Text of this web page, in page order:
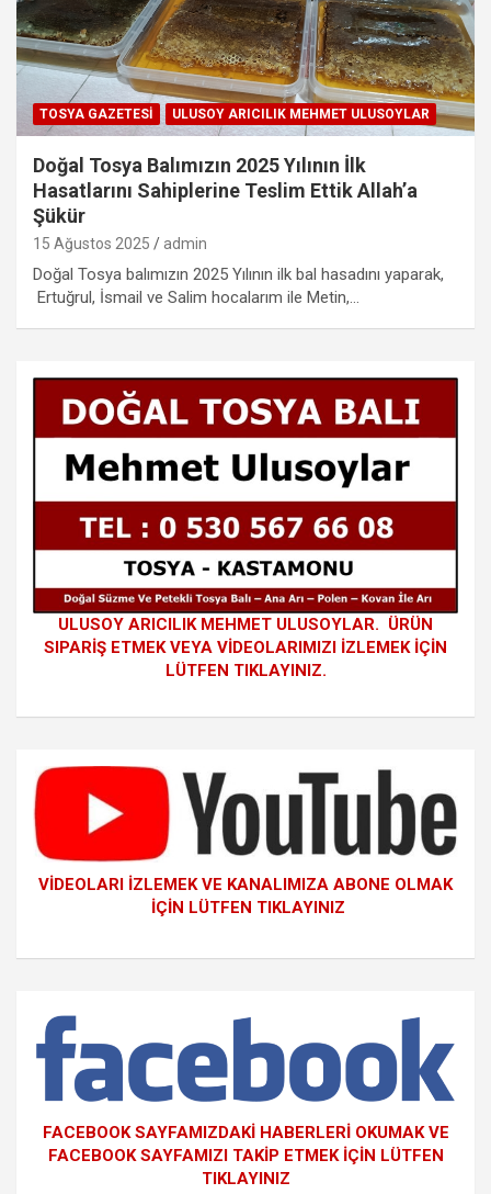
TOSYA GAZETESI ULUSOY ARICILIK MEHMET ULUSOYLAR
Doğal Tosya Balımızın 2025 Yılının İlk
Hasatlarını Sahiplerine Teslim Ettik Allah’a
Şükür
15 Ağustos 2025 admin
Doğal Tosya balımızın 2025 Yılının ilk bal hasadını yaparak,
Ertuğrul, İsmail ve Salim hocalarım ile Metin,…
ULUSOY ARICILIK MEHMET ULUSOYLAR. ÜRÜN
SIPARİŞ ETMEK VEYA VİDEOLARIMIZI İZLEMEK İÇİN
LÜTFEN TIKLAYINIZ.
VİDEOLARI İZLEMEK VE KANALIMIZA ABONE OLMAK
İÇİN LÜTFEN TIKLAYINIZ
FACEBOOK SAYFAMIZDAKİ HABERLERİ OKUMAK VE
FACEBOOK SAYFAMIZI TAKİP ETMEK İÇİN LÜTFEN
TIKLAYINIZ